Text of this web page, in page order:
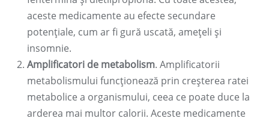
aceste medicamente au efecte secundare
potențiale, cum ar fi gură uscată, amețeli și
insomnie.
Amplificatori de metabolism. Amplificatorii
metabolismului funcționează prin creșterea ratei
metabolice a organismului, ceea ce poate duce la
arderea mai multor calorii. Aceste medicamente